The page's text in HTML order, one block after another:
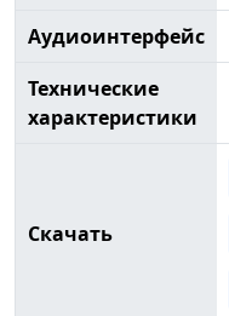
Аудиоинтерфейс
Технические
характеристики
Скачать